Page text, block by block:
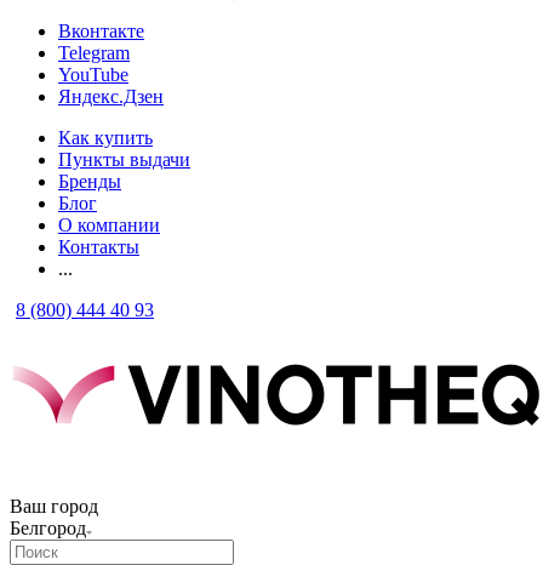
Вконтакте
Telegram
YouTube
Яндекс.Дзен
Как купить
Пункты выдачи
Бренды
Блог
О компании
Контакты
...
8 (800) 444 40 93
Ваш город
Белгород